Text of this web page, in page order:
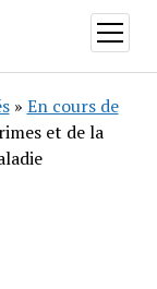
ouvrir
menu
» En cours de
et de la